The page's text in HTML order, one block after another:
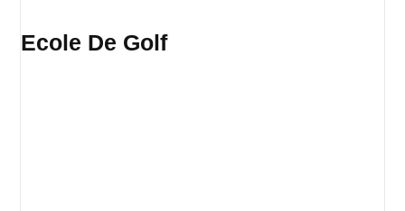
Ecole De Golf